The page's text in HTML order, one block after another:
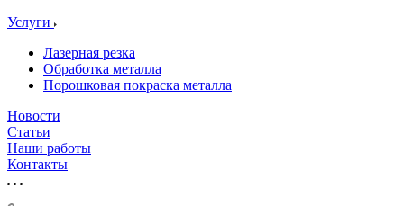
Услуги
Лазерная резка
Обработка металла
Порошковая покраска металла
Новости
Статьи
Наши работы
Контакты